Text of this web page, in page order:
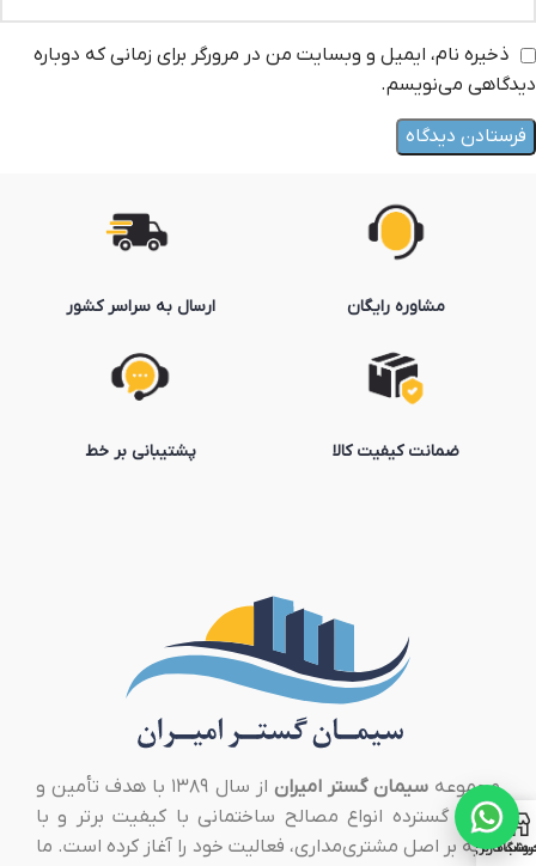
ذخیره نام، ایمیل و وبسایت من در مرورگر برای زمانی که دوباره
دیدگاهی می‌نویسم.
مشاوره رایگان
ضمانت کیفیت کالا
ارسال به سراسر کشور
پشتیبانی بر خط
مجموعهسیمان گستر امیران
از سال ۱۳۸۹ با هدف تأمین و
توزیع گسترده انواع مصالح ساختمانی با کیفیت برتر و با
تکیه بر اصل مشتری‌مداری، فعالیت خود را آغاز کرده است. ما
کاربری من